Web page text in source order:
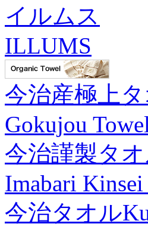
イルムス
ILLUMS
今治産極上
Gokujou Towel
今治謹製タ
Imabari Kinsei
今治タオル